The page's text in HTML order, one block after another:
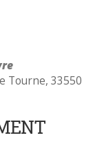
Tourne, 33550